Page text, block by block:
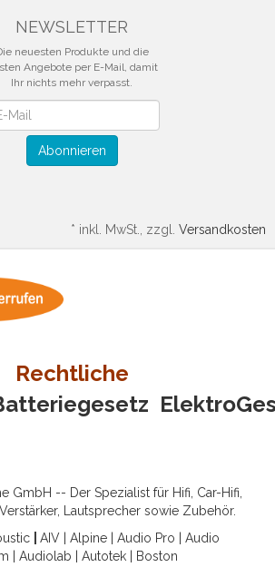
NEWSLETTER
neuesten Produkte und die
Angebote per E-Mail, damit
Ihr nichts mehr verpasst.
Abonnieren
* inkl. MwSt., zzgl. Versandkosten
Rechtliche
GmbH -- Der Spezialist für Hifi, Car-Hifi,
Lautsprecher sowie Zubehör.
AIV| Alpine| Audio Pro
Audio
Audiolab Autotek
Boston